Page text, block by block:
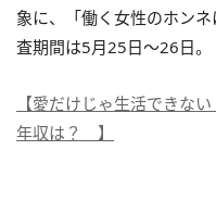
象に、「働く女性のホン
査期間は5月25日～26日。
【愛だけじゃ生活できな
年収は？ 】